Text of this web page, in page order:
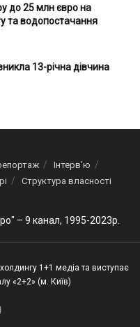
до 25 млн євро на
та водопостачання
13-річна дівчина
Інтерв’ю
Структура власності
– 9 канал, 1995-2023р.
1+1 медіа та виступає
«2+2» (м. Київ)